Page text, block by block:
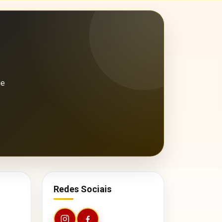
Redes Sociais